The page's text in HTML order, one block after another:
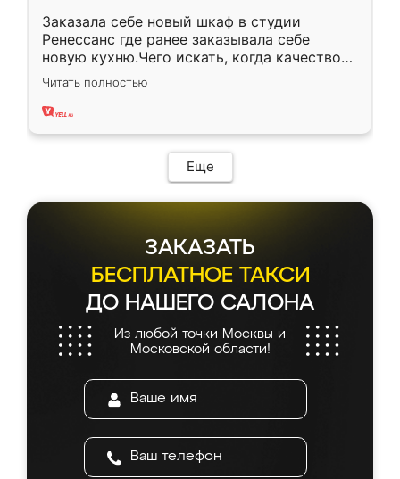
Заказала себе новый шкаф в студии
Ренессанс где ранее заказывала себе
новую кухню.Чего искать, когда качеством
вполне довольна. Служит кухня уже почти
два года, нареканий нет.
Читать полностью
Еще
ЗАКАЗАТЬ
БЕСПЛАТНОЕ ТАКСИ
ДО НАШЕГО САЛОНА
Из любой точки Москвы и
Московской области!